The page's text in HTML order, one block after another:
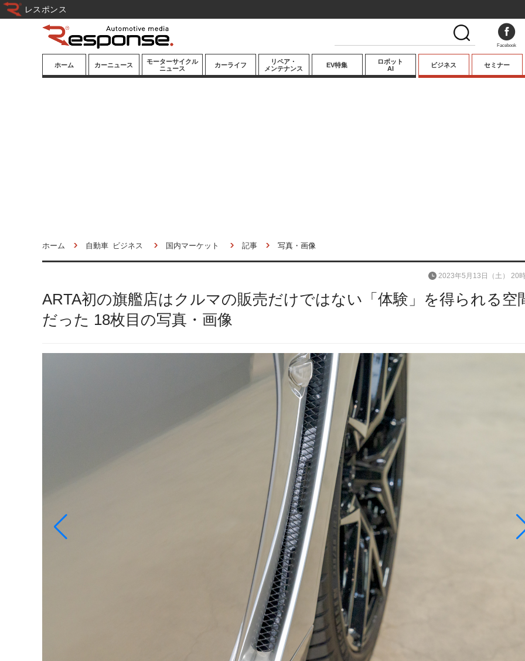
ホーム カーニュース
モーターサイクル
ニュース
カーライフ
リペア・
メンテナンス
EV特集
ロボット
AI
ビジネス セミナー
ホーム 自動車 ビジネス 国内マーケット 記事 写真・画像
ARTA初の旗艦店はクルマの販売だけではない「体験」を得られる空
だった 18枚目の写真・画像
2023年5月13日（土） 20
Facebook
レスポンス